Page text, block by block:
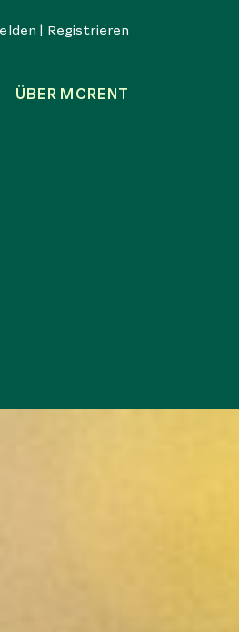
| Registrieren
ÜBER MCRENT